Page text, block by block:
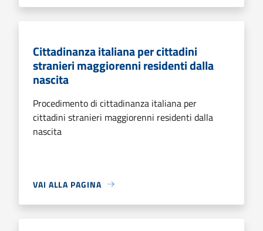
Cittadinanza italiana per cittadini
stranieri maggiorenni residenti dalla
nascita
Procedimento di cittadinanza italiana per
cittadini stranieri maggiorenni residenti dalla
nascita
VAI ALLA PAGINA